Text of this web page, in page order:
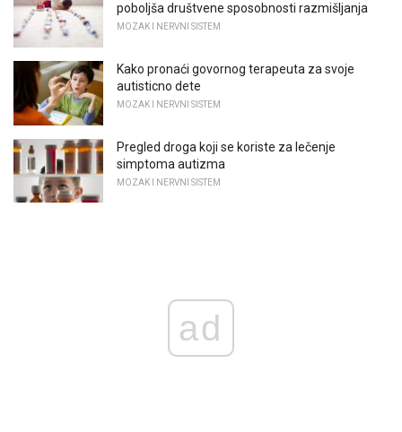
poboljša društvene sposobnosti razmišljanja
MOZAK I NERVNI SISTEM
Kako pronaći govornog terapeuta za svoje
autisticno dete
MOZAK I NERVNI SISTEM
Pregled droga koji se koriste za lečenje
simptoma autizma
MOZAK I NERVNI SISTEM
ad